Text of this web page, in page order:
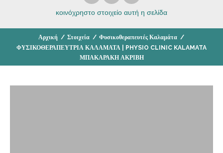
κοινόχρηστο στοιχείο αυτή η σελίδα
Αρχική / Στοιχεία / Φυσικοθεραπευτές Καλαμάτα /
ΦΥΣΙΚΟΘΕΡΑΠΕΥΤΡΙΑ ΚΑΛΑΜΑΤΑ | PHYSIO CLINIC KALAMATA
ΜΠΑΚΑΡΑΚΗ ΑΚΡΙΒΗ